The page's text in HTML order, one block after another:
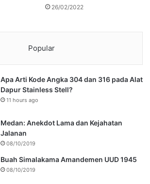
26/02/2022
Popular
Apa Arti Kode Angka 304 dan 316 pada Alat
Dapur Stainless Stell?
11 hours ago
Medan: Anekdot Lama dan Kejahatan
Jalanan
08/10/2019
Buah Simalakama Amandemen UUD 1945
08/10/2019